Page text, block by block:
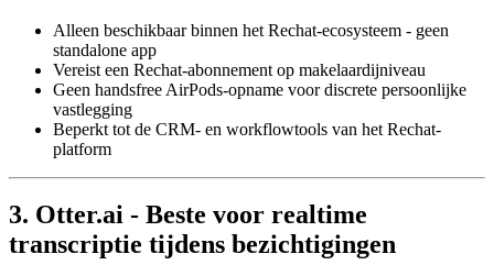
Alleen beschikbaar binnen het Rechat-ecosysteem - geen
standalone app
Vereist een Rechat-abonnement op makelaardijniveau
Geen handsfree AirPods-opname voor discrete persoonlijke
vastlegging
Beperkt tot de CRM- en workflowtools van het Rechat-
platform
3. Otter.ai - Beste voor realtime
transcriptie tijdens bezichtigingen